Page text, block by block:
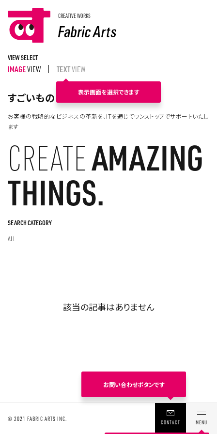
MENU
© 2021 FABRIC ARTS INC.
CREATIVE WORKS
VIEW SELECT
IMAGEVIEW TEXTVIEW
すごいものをつくる。
お客様の戦略的なビジネスの革新を、ITを通じてワンストップでサポートいたし
ます
CREATEAMAZING
THINGS.
SEARCH CATEGORY
ALL
該当の記事はありません